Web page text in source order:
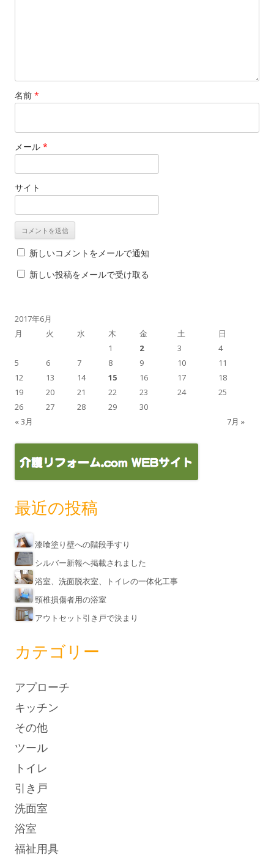
名前 *
メール *
サイト
新しいコメントをメールで通知
新しい投稿をメールで受け取る
2017年6月
月
火 水 木 金 土 日
« 3月 7月 »
1 2 3
4
5
6 7 8 9 10
11
12
13 14 15 16 17
18
19
20 21 22 23 24
25
26
27 28 29 30
最近の投稿
漆喰塗り壁への階段手すり
シルバー新報へ掲載されました
浴室、洗面脱衣室、トイレの一体化工事
頸椎損傷者用の浴室
アウトセット引き戸で決まり
カテゴリー
アプローチ
キッチン
その他
ツール
トイレ
引き戸
洗面室
浴室
福祉用具